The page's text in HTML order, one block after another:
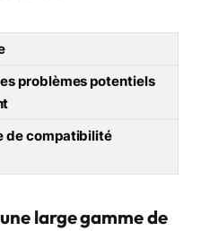
problèmes potentiels
de compatibilité
large gamme de